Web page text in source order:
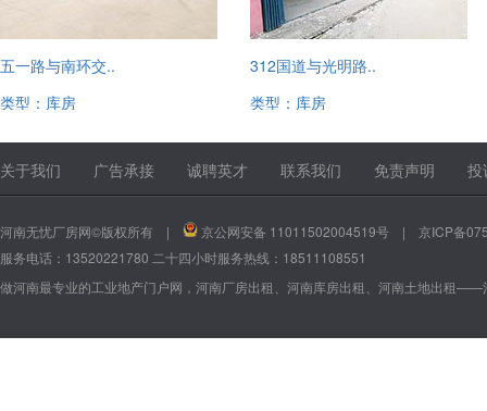
五一路与南环交..
类型：库房
13520221780
312国道与光明路..
类型：库房
13520221780
关于我们
广告承接 诚聘英才 联系我们 免责声明 投
河南无忧厂房网©版权所有 | 京公网安备 11011502004519号 | 京ICP备
服务电话：13520221780 二十四小时服务热线：18511108551
做河南最专业的工业地产门户网，河南厂房出租、河南库房出租、河南土地出租